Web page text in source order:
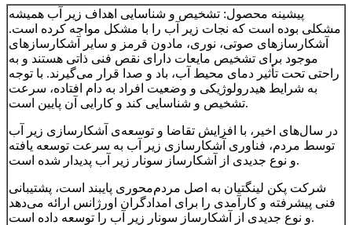
پیشینه محصول: تشخیص و شناسایی اهداف زیر آب همیشه
مشکلی بوده است که نجات زیر آب را با مشکل مواجه کرده است.
آشکارسازهای صوتی، نوری، مادون قرمز و سایر آشکارسازهای
موجود برای تشخیص مایعات دارای نقص فنی ذاتی هستند و به
راحتی تحت تأثیر دمای محیط آب، باد و صدا قرار می‌گیرند. با توجه
به شرایط هیدرولوژیکی و وضعیت افراد به دام افتاده، سرعت
تشخیص و شناسایی کند و کارایی آن پایین است.
در سال‌های اخیر، با افزایش تقاضا و توسعه‌ی آشکارسازی زیر آب
توسط مردم، فناوری آشکارسازی زیر آب به سرعت توسعه یافته
و نوع جدیدی از آشکارساز سونار زیر آب پدیدار شده است.
شرکت پکن لینگتیان به اصل مردم‌محوری پایبند است، پشتیبانی
فنی پیشرفته و کارآمدی را برای امدادگران اورژانس ارائه می‌دهد
و نوع جدیدی از آشکارساز سونار زیر آب را توسعه داده است.